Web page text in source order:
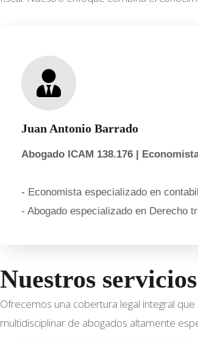
Juan Antonio Barrado
Abogado ICAM 138.176 |
- Economista especializado en
- Abogado especializado en Derecho
Nuestros
Ofrecemos una cobertura legal integral
multidisciplinar de abogados altamente